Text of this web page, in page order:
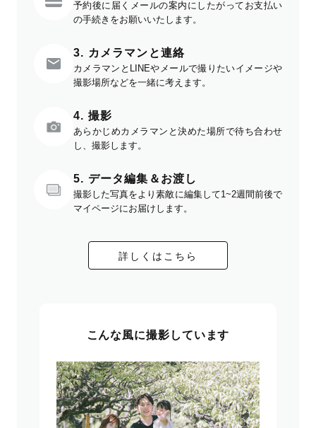
予約後に届くメールの案内にしたがってお支払い
の手続きをお願いいたします。
3. カメラマンと連絡
カメラマンとLINEやメールで撮りたいイメージや
撮影場所などを一緒に考えます。
4. 撮影
あらかじめカメラマンと決めた場所で待ち合わせ
し、撮影します。
5. データ編集＆お渡し
撮影した写真をより素敵に編集して1~2週間前後で
マイページにお届けします。
詳しくはこちら
こんな風に撮影しています